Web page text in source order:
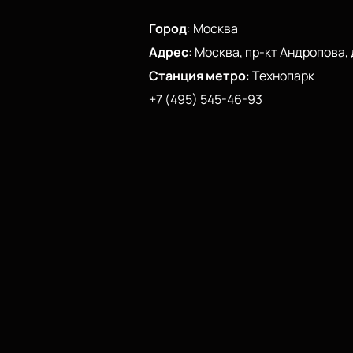
Город: Москва
Адрес: Москва, пр-кт Андропова,
Станция метро:Технопарк
+7 (495) 545-46-93